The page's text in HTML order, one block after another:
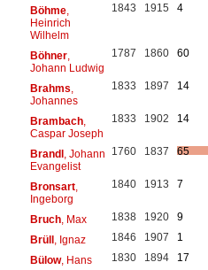
Böhme,
Heinrich
Wilhelm
1843 1915 4
Böhner,
Johann Ludwig
1787 1860 60
Brahms
Johannes
1833 1897 14
Brambach,
Caspar Joseph
1833 1902 14
Brandl, Johann
Evangelist
1760 1837 65
Bronsart,
Ingeborg
1840 1913 7
Bruch, Max 1838 1920
9
Brüll, Ignaz 1846 1907
1
Bülow, Hans 1830 1894
17